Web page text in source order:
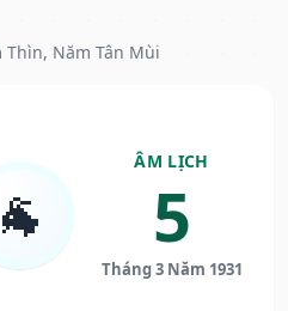
Năm Tân Mùi
🐐
ÂM LỊCH
5
Tháng 3 Năm 1931